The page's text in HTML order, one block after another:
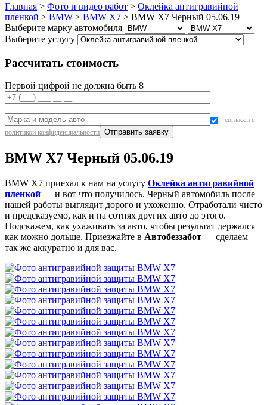
Главная > Фото и видео работ > Оклейка антигравийной
пленкой > BMW > BMW X7 > BMW X7 Черный 05.06.19
Выберите марку автомобиля
Выберите услугу
Рассчитать стоимость
Первой цифрой не должна быть 8
согласен с
политикой конфиденциальности
BMW X7 Черный 05.06.19
BMW X7 приехал к нам на услугу Оклейка антигравийной
пленкой — и вот что получилось. Черный автомобиль после
нашей работы выглядит дорого и ухоженно. Отработали чисто
и предсказуемо, как и на сотнях других авто до этого.
Подскажем, как ухаживать за авто, чтобы результат держался
как можно дольше. Приезжайте в Автобеззабот — сделаем
так же аккуратно и для вас.